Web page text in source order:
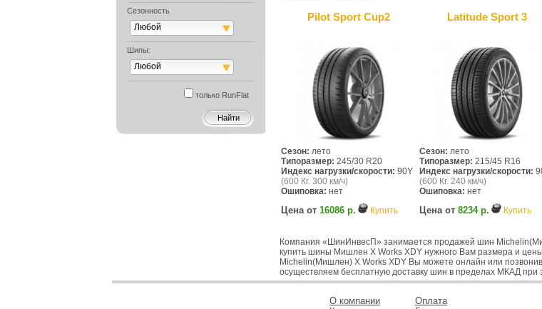
Сезонность
Любой
Шипы:
Любой
только RunFlat
Pilot Sport Cup2
Сезон: лето
Типоразмер: 245/30 R20
Индекс нагрузки/скорости: 90Y
(600 Кг. 300 км/ч)
Ошиповка: нет
Цена от 16086 р. Купить
Latitude Sport 3
Сезон: лето
Типоразмер: 215/45 R16
Индекс нагрузки/скорости:
(600 Кг. 240 км/ч)
Ошиповка: нет
Цена от 8234 р. Купить
Компания «ШинИнвесП» занимается продажей шин
купить шины Мишлен X Works XDY нужного Вам размера и
Michelin(Мишлен) X Works XDY Вы можете онлайн или
осуществляем бесплатную доставку шин в пределах МКАД при
О компании
Оплата